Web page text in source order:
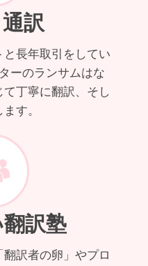
訳
長年取引をしてい
ーのランサムはな
丁寧に翻訳、そし
す。
訳塾
訳者の卵」やプロ